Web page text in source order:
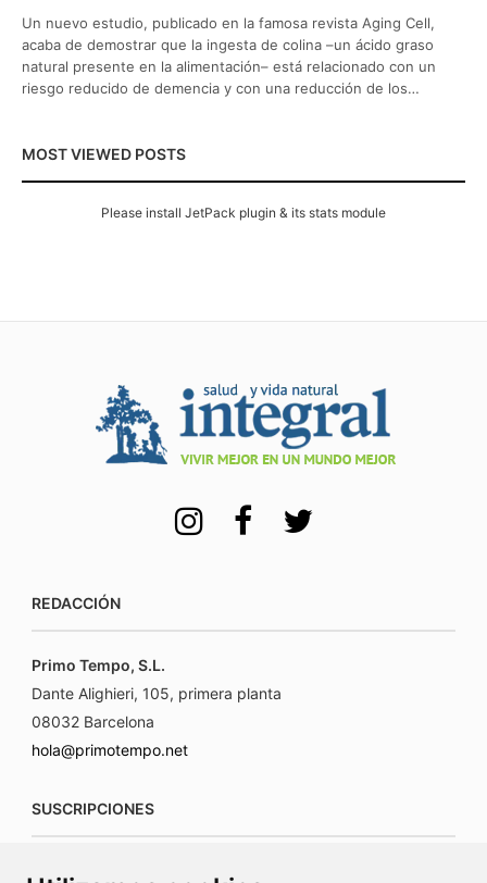
Un nuevo estudio, publicado en la famosa revista Aging Cell,
acaba de demostrar que la ingesta de colina –un ácido graso
natural presente en la alimentación– está relacionado con un
riesgo reducido de demencia y con una reducción de los…
MOST VIEWED POSTS
Please install JetPack plugin & its stats module
REDACCIÓN
Primo Tempo, S.L.
Dante Alighieri, 105, primera planta
08032 Barcelona
hola@primotempo.net
SUSCRIPCIONES